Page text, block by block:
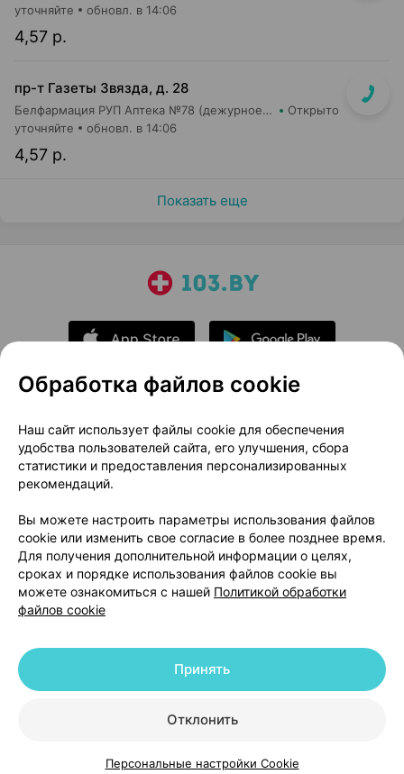
4,57 р.
уточняйте обновл. в 14:06
пр-т Газеты Звязда, д. 28
Белфармация РУП Аптека №78 (дежурное отделение) Открыто
4,57 р.
уточняйте обновл. в 14:06
Показать еще
О проекте
Новости проекта
Размещение рекламы
Медицинский маркетинг
Публичный договор
Доставка
Способы оплаты
Вакансии
Партнеры
Написать руководителю 103.by
Написать в поддержку
Персональные настройки Cookie
© 2026 ООО «Артокс Лаб», УНП 191700409 | 220012, Республика Беларусь,
+375 291212755
Обработка файлов cookie
Наш сайт использует файлы cookie для обеспечения
удобства пользователей сайта, его улучшения, сбора
статистики и предоставления персонализированных
рекомендаций.
Вы можете настроить параметры использования файлов
cookie или изменить свое согласие в более позднее время.
Для получения дополнительной информации о целях,
сроках и порядке использования файлов cookie вы
можете ознакомиться с нашей Политикой обработки
файлов cookie
Отклонить
Принять
Персональные настройки Cookie